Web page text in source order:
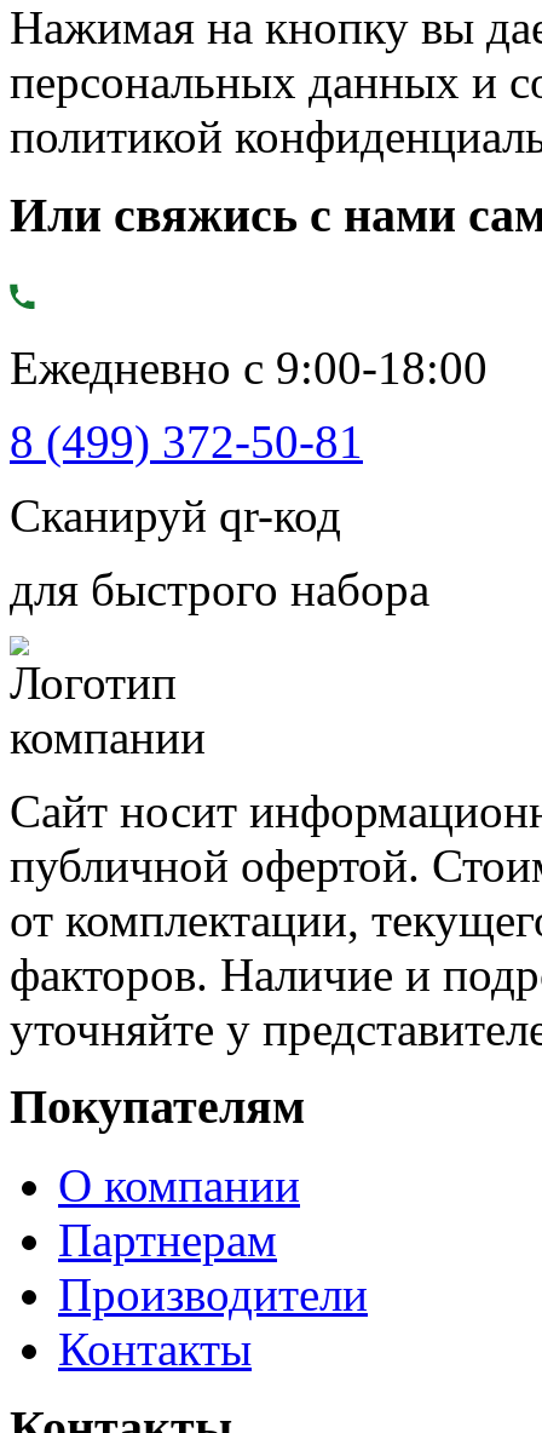
Нажимая на кнопку вы
персональных данных и
политикой
Или свяжись с нами
Ежедневно с 9:00-18:00
8 (499) 372-50-81
Сканируй qr-код
для быстрого набора
Сайт носит
публичной офертой.
от комплектации,
факторов. Наличие и
уточняйте у
Покупателям
О компании
Партнерам
Производители
Контакты